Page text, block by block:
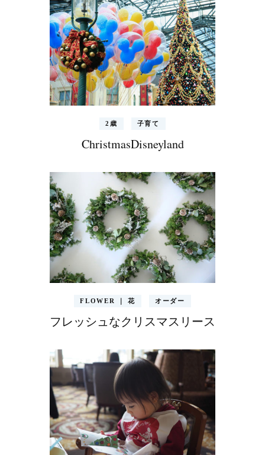
2歳 子育て
ChristmasDisneyland
FLOWER ｜ 花 オーダー
フレッシュなクリスマスリース